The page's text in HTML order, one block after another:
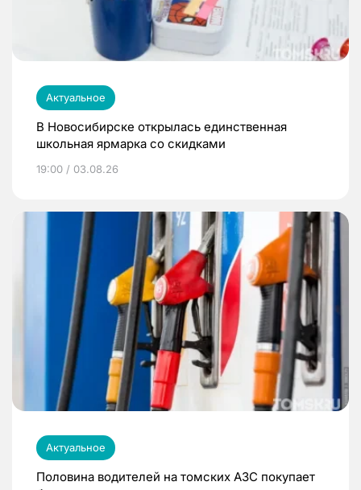
Актуальное
В Новосибирске открылась единственная
школьная ярмарка со скидками
19:00 / 03.08.26
Актуальное
Половина водителей на томских АЗС покупает